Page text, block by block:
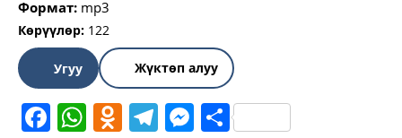
Формат: mp3
Көрүүлөр: 122
Угуу Жүктөп алуу
Facebook
WhatsApp
Odnoklassniki
Telegram
Messenger
Share